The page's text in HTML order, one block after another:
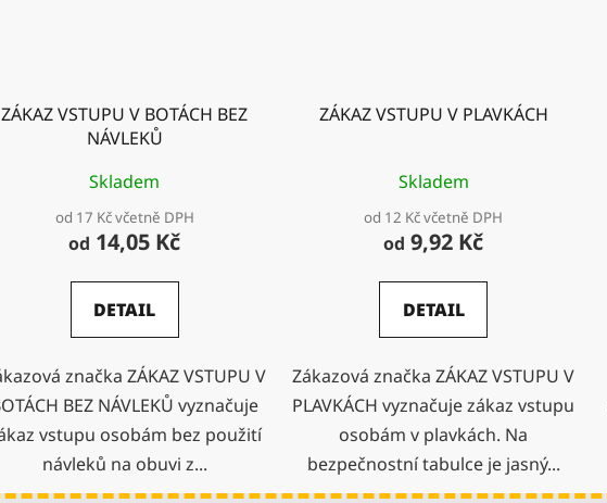
ZÁKAZ VSTUPU V BOTÁCH BEZ
NÁVLEKŮ
Skladem
od 17 Kč včetně DPH
od 14,05 Kč
DETAIL
značka ZÁKAZ VSTUPU V
BEZ NÁVLEKŮ vyznačuje
vstupu osobám bez použití
návleků na obuvi z...
ZÁKAZ VSTUPU V PLAVKÁCH
Skladem
od 12 Kč včetně DPH
od 9,92 Kč
DETAIL
Zákazová značka ZÁKAZ VSTUPU V
PLAVKÁCH vyznačuje zákaz vstupu
osobám v plavkách. Na
bezpečnostní tabulce je jasný...